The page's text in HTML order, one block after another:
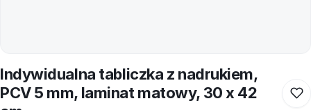
Indywidualna tabliczka z nadrukiem,
PCV 5 mm, laminat matowy, 30 x 42